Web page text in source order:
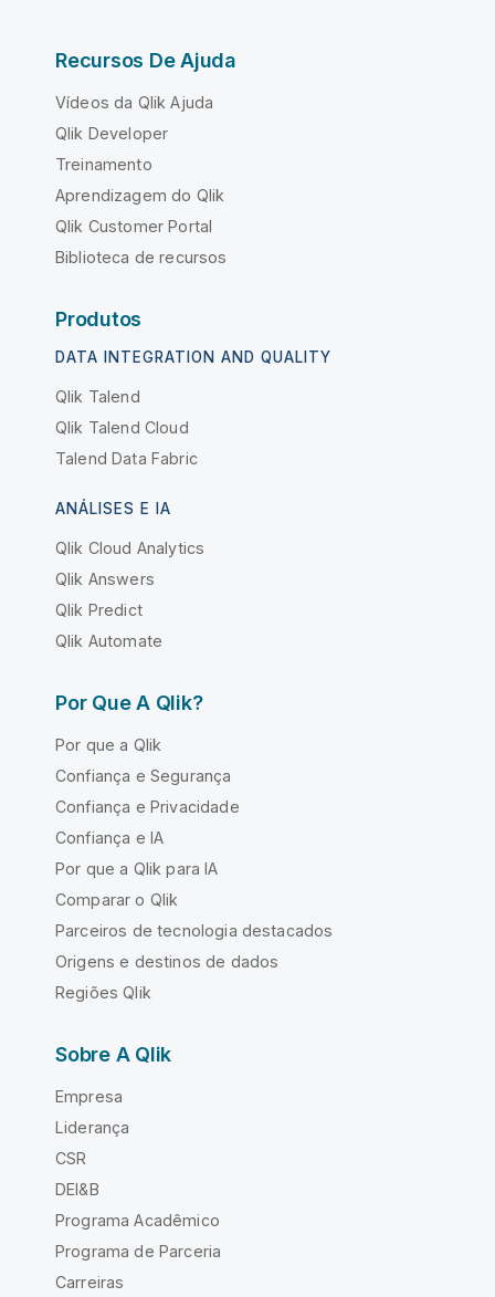
Recursos De Ajuda
Vídeos da Qlik Ajuda
Qlik Developer
Treinamento
Aprendizagem do Qlik
Qlik Customer Portal
Biblioteca de recursos
Produtos
DATA INTEGRATION AND QUALITY
Qlik Talend
Qlik Talend Cloud
Talend Data Fabric
ANÁLISES E IA
Qlik Cloud Analytics
Qlik Answers
Qlik Predict
Qlik Automate
Por Que A Qlik?
Por que a Qlik
Confiança e Segurança
Confiança e Privacidade
Confiança e IA
Por que a Qlik para IA
Comparar o Qlik
Parceiros de tecnologia destacados
Origens e destinos de dados
Regiões Qlik
Sobre A Qlik
Empresa
Liderança
CSR
DEI&B
Programa Acadêmico
Programa de Parceria
Carreiras